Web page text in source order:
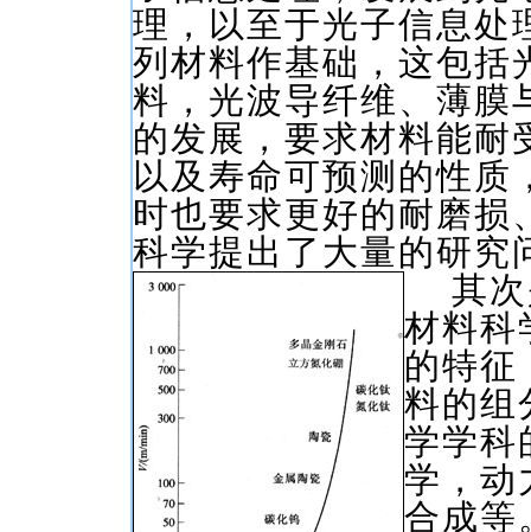
理，以至于光子信息处
列材料作基础，这包括
料，光波导纤维、薄膜
的发展，要求材料能耐
以及寿命可预测的性质
时也要求更好的耐磨损
科学提出了大量的研究
其次
材料科
的特征
料的组
学学科
学，动
合成等